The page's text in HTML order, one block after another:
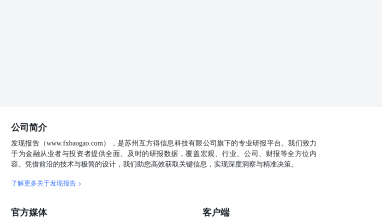
公司简介
发现报告（www.fxbaogao.com），是苏州互方得信息科技有限公司旗下的专业研报平台。我们致力
于为金融从业者与投资者提供全面、及时的研报数据，覆盖宏观、行业、公司、财报等全方位内
容。凭借前沿的技术与极简的设计，我们助您高效获取关键信息，实现深度洞察与精准决策。
了解更多关于发现报告 >
官方媒体 客户端